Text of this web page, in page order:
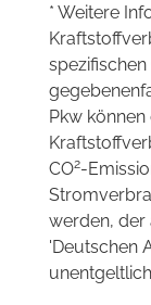
* Weitere
spezifischen
Pkw
CO2-
werden, der
'Deutschen